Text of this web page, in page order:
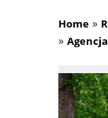
Home »
»